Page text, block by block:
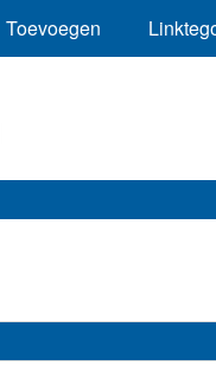
Toevoegen